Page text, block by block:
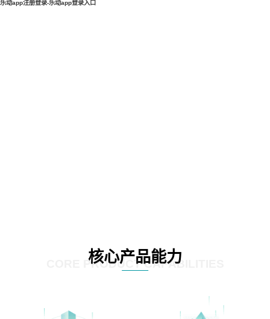
乐动app注册登录-乐动app登录入口
核心产品能力
CORE PRODUCT CAPABILITIES